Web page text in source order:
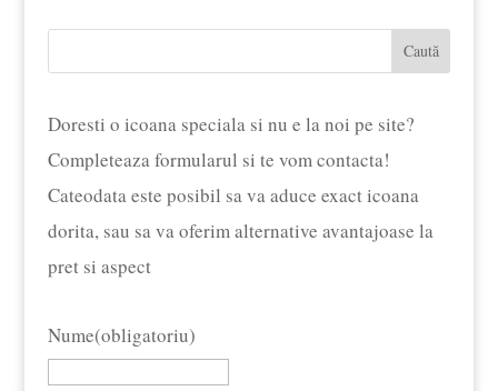
fost:
£15.49.
Caută
Doresti o icoana speciala si nu e la noi pe site?
Completeaza formularul si te vom contacta!
Cateodata este posibil sa va aduce exact icoana
dorita, sau sa va oferim alternative avantajoase la
pret si aspect
Nume(obligatoriu)